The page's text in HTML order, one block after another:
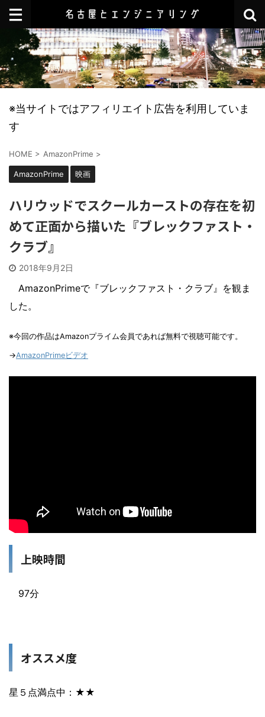
※当サイトではアフィリエイト広告を利用していま
す
HOME > AmazonPrime >
AmazonPrime 映画
ハリウッドでスクールカーストの存在を初
めて正面から描いた『ブレックファスト・
クラブ』
2018年9月2日
AmazonPrimeで『ブレックファスト・クラブ』を観ま
した。
※今回の作品はAmazonプライム会員であれば無料で視聴可能です。
→AmazonPrimeビデオ
上映時間
97分
オススメ度
星５点満点中：★★